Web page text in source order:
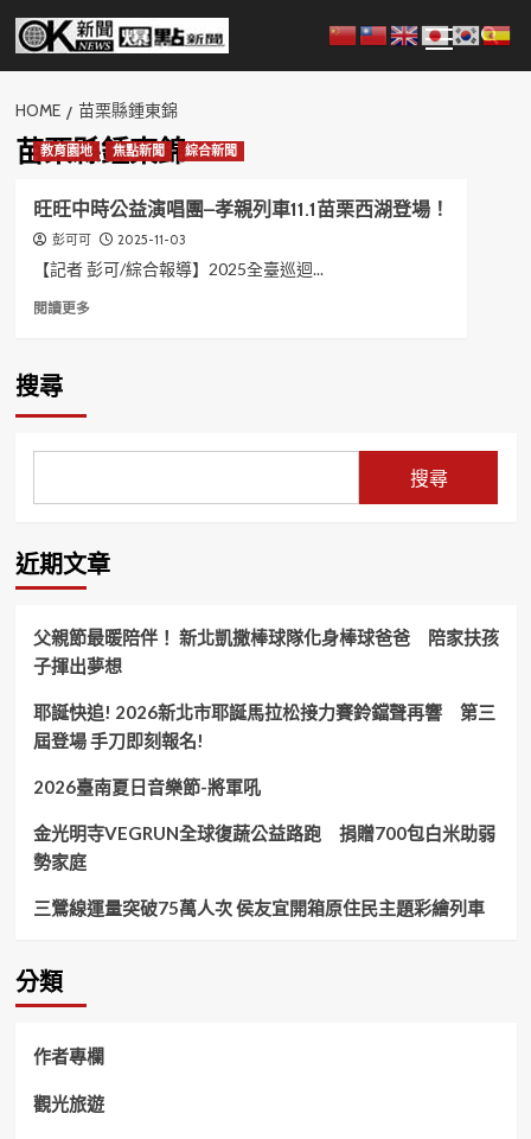
Skip
content
Menu
HOME 苗栗縣鍾東錦
苗栗縣鍾東錦
教育園地 焦點新聞 綜合新聞
旺旺中時公益演唱團–孝親列車11.1苗栗西湖登場！
彭可可 2025-11-03
【記者 彭可/綜合報導】2025全臺巡迴...
閱讀更多Read
演
團
–
列
車
苗
栗
西
湖
登
場！
搜尋
搜尋
近期文章
父親節最暖陪伴！ 新北凱撒棒球隊化身棒球爸爸 陪家扶孩
子揮出夢想
耶誕快追! 2026新北市耶誕馬拉松接力賽鈴鐺聲再響 第三
屆登場 手刀即刻報名!
2026臺南夏日音樂節-將軍吼
金光明寺VEGRUN全球復蔬公益路跑 捐贈700包白米助弱
勢家庭
三鶯線運量突破75萬人次 侯友宜開箱原住民主題彩繪列車
分類
作者專欄
觀光旅遊